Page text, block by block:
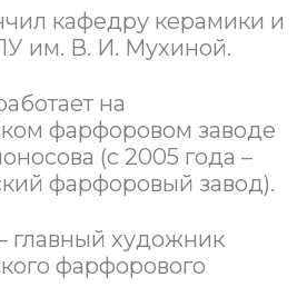
кафедру керамики и
им. В. И. Мухиной.
на
фарфоровом заводе
(с 2005 года –
фарфоровый завод).
– главный художник
фарфорового